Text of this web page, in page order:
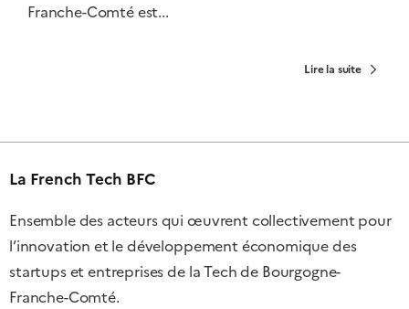
Franche-Comté est...
Lire la suite
La French Tech BFC
Ensemble des acteurs qui œuvrent collectivement pour
l’innovation et le développement économique des
startups et entreprises de la Tech de Bourgogne-
Franche-Comté.